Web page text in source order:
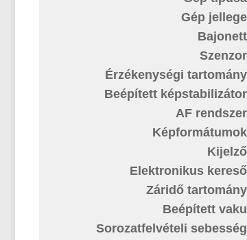
Gép jellege
Bajonett
Szenzor
Érzékenységi tartomány
Beépített képstabilizátor
AF rendszer
Képformátumok
Kijelző
Elektronikus kereső
Záridő tartomány
Beépített vaku
Sorozatfelvételi sebesség